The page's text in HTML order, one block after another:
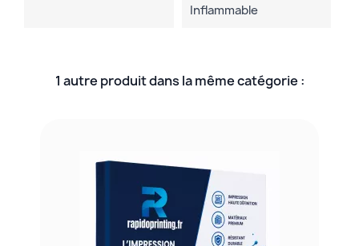
Inflammable
1 autre produit dans la même catégorie :